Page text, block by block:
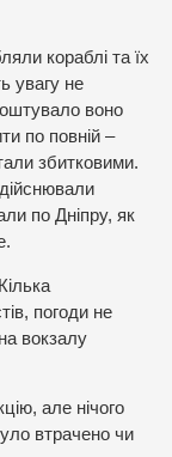
кораблі та їх
увагу не
воно
по повній –
збитковими.
по Дніпру, як
погоди не
вокзалу
але нічого
втрачено чи